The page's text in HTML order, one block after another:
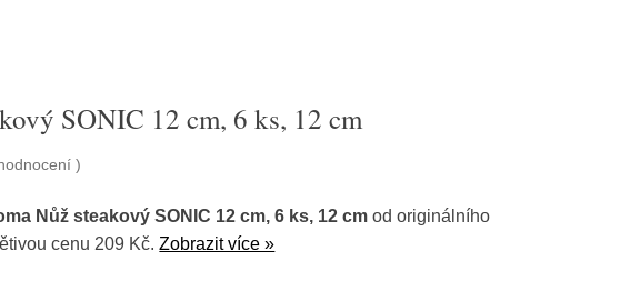
SONIC 12 cm, 6 ks, 12 cm
)
Nůž steakový SONIC 12 cm, 6 ks, 12 cm od originálního
cenu 209 Kč.Zobrazit více »